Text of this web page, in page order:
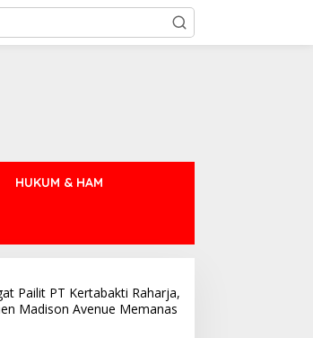
HUKUM & HAM
Pailit PT Kertabakti Raharja,
Madison Avenue Memanas